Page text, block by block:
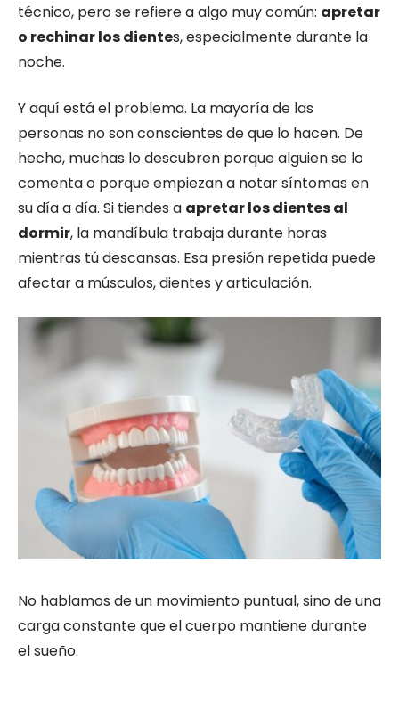
técnico, pero se refiere a algo muy común: apretar
o rechinar los dientes, especialmente durante la
noche.
Y aquí está el problema. La mayoría de las
personas no son conscientes de que lo hacen. De
hecho, muchas lo descubren porque alguien se lo
comenta o porque empiezan a notar síntomas en
su día a día. Si tiendes a apretar los dientes al
dormir, la mandíbula trabaja durante horas
mientras tú descansas. Esa presión repetida puede
afectar a músculos, dientes y articulación.
No hablamos de un movimiento puntual, sino de una
carga constante que el cuerpo mantiene durante
el sueño.